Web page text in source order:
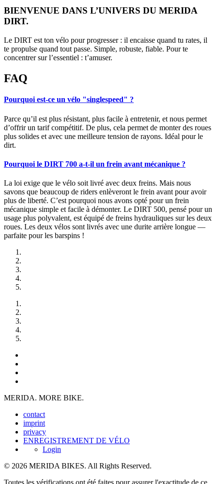
BIENVENUE DANS L’UNIVERS DU MERIDA
DIRT.
Le DIRT est ton vélo pour progresser : il encaisse quand tu rates, il
te propulse quand tout passe. Simple, robuste, fiable. Pour te
concentrer sur l’essentiel : t’amuser.
FAQ
Pourquoi est-ce un vélo "singlespeed" ?
Parce qu’il est plus résistant, plus facile à entretenir, et nous permet
d’offrir un tarif compétitif. De plus, cela permet de monter des roues
plus solides et avec une meilleure tension de rayons. Idéal pour le
dirt.
Pourquoi le DIRT 700 a-t-il un frein avant mécanique ?
La loi exige que le vélo soit livré avec deux freins. Mais nous
savons que beaucoup de riders enlèveront le frein avant pour avoir
plus de liberté. C’est pourquoi nous avons opté pour un frein
mécanique simple et facile à démonter. Le DIRT 500, pensé pour un
usage plus polyvalent, est équipé de freins hydrauliques sur les deux
roues. Les deux vélos sont livrés avec une durite arrière longue —
parfaite pour les barspins !
MERIDA. MORE BIKE.
contact
imprint
privacy
ENREGISTREMENT DE VÉLO
Login
© 2026 MERIDA BIKES. All Rights Reserved.